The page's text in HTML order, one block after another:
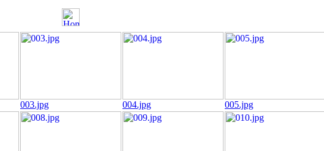
003.jpg 004.jpg 005.jpg